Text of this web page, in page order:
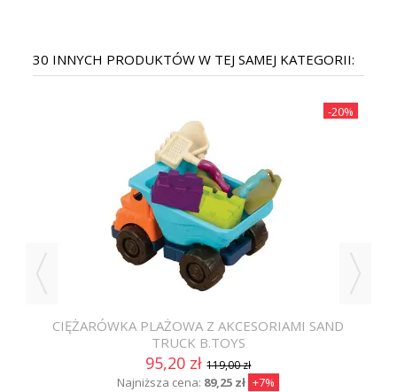
30 INNYCH PRODUKTÓW W TEJ SAMEJ KATEGORII:
-20%
CIĘŻARÓWKA PLAŻOWA Z AKCESORIAMI SAND
TRUCK B.TOYS
95,20 zł119,00 zł
Najniższa cena: 89,25 zł +7%